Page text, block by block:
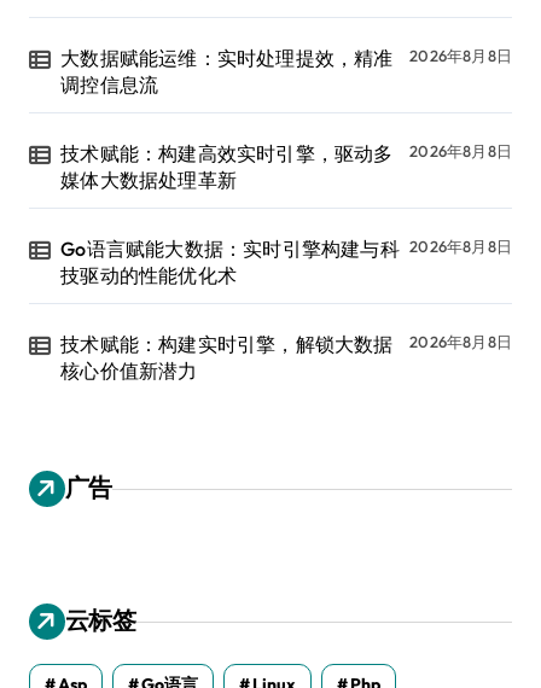
大数据赋能运维：实时处理提效，精准
调控信息流
2026年8月8日
技术赋能：构建高效实时引擎，驱动多
媒体大数据处理革新
2026年8月8日
Go语言赋能大数据：实时引擎构建与科
技驱动的性能优化术
2026年8月8日
技术赋能：构建实时引擎，解锁大数据
核心价值新潜力
2026年8月8日
广告
云标签